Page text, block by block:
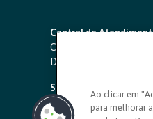
Central de
Capitais e regiões
Demais localidades:
SAC 24 horas
Ouvidoria
Ao clicar em
para melhorar